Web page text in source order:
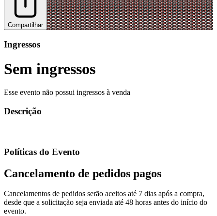
Compartilhar
Ingressos
Sem ingressos
Esse evento não possui ingressos à venda
Descrição
Políticas do Evento
Cancelamento de pedidos pagos
Cancelamentos de pedidos serão aceitos até 7 dias após a compra,
desde que a solicitação seja enviada até 48 horas antes do início do
evento.